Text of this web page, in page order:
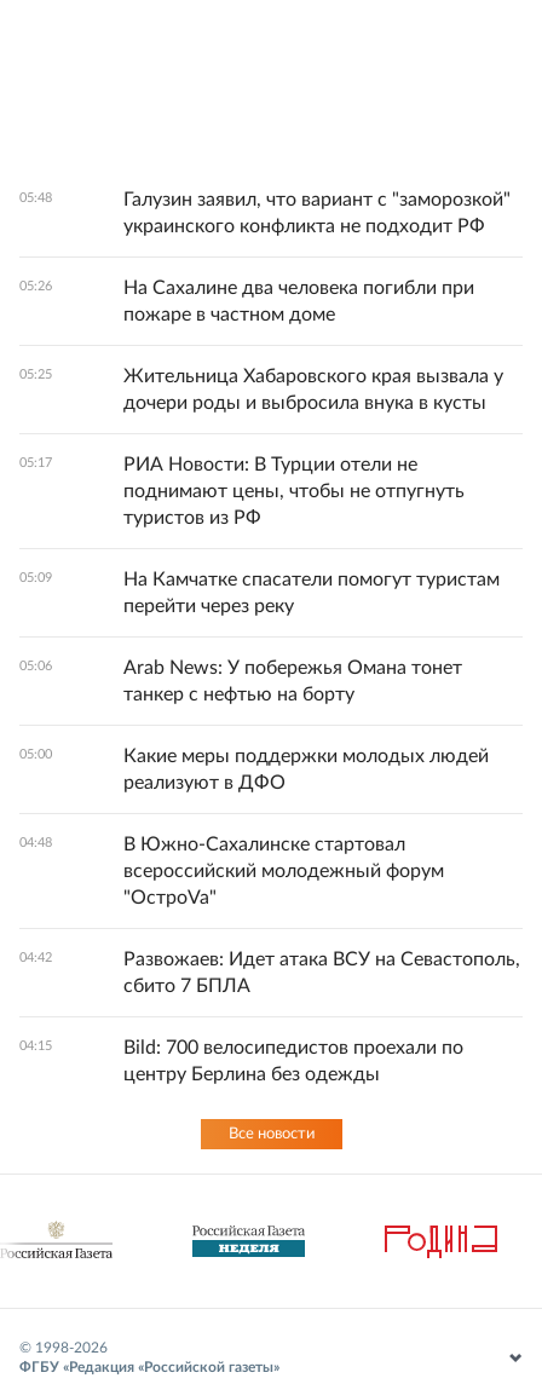
05:48
Галузин заявил, что вариант с "заморозкой"
украинского конфликта не подходит РФ
05:26
На Сахалине два человека погибли при
пожаре в частном доме
05:25
Жительница Хабаровского края вызвала у
дочери роды и выбросила внука в кусты
05:17
РИА Новости: В Турции отели не
поднимают цены, чтобы не отпугнуть
туристов из РФ
05:09
На Камчатке спасатели помогут туристам
перейти через реку
05:06
Arab News: У побережья Омана тонет
танкер с нефтью на борту
05:00
Какие меры поддержки молодых людей
реализуют в ДФО
04:48
В Южно-Сахалинске стартовал
всероссийский молодежный форум
"ОстроVa"
04:42
Развожаев: Идет атака ВСУ на Севастополь,
сбито 7 БПЛА
04:15
Bild: 700 велосипедистов проехали по
центру Берлина без одежды
Все новости
© 1998-2026
ФГБУ «Редакция «Российской газеты»